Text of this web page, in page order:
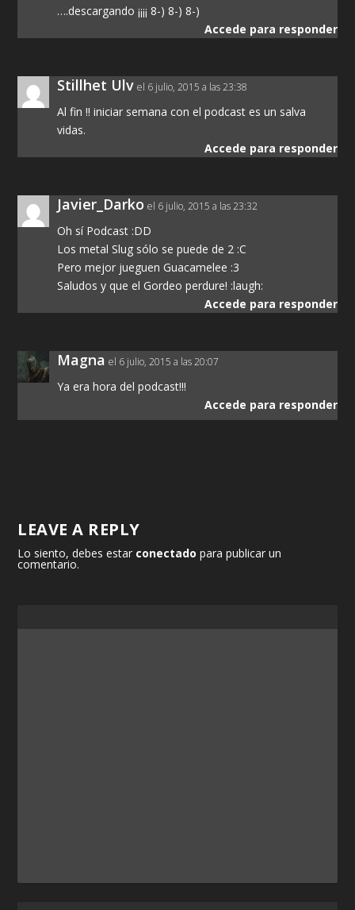
….descargando ¡¡¡¡ 8-) 8-) 8-)
Accede para responder
Stillhet Ulv el 6 julio, 2015 a las 23:38
Al fin !! iniciar semana con el podcast es un salva
vidas.
Accede para responder
Javier_Darko el 6 julio, 2015 a las 23:32
Oh sí Podcast :DD
Los metal Slug sólo se puede de 2 :C
Pero mejor jueguen Guacamelee :3
Saludos y que el Gordeo perdure! :laugh:
Accede para responder
Magna el 6 julio, 2015 a las 20:07
Ya era hora del podcast!!!
Accede para responder
LEAVE A REPLY
Lo siento, debes estar conectado para publicar un
comentario.